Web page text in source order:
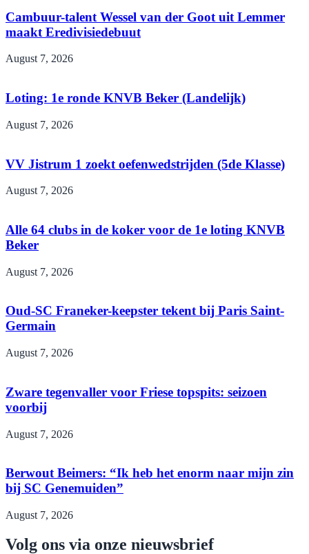
Cambuur-talent Wessel van der Goot uit Lemmer
maakt Eredivisiedebuut
August 7, 2026
Loting: 1e ronde KNVB Beker (Landelijk)
August 7, 2026
VV Jistrum 1 zoekt oefenwedstrijden (5de Klasse)
August 7, 2026
Alle 64 clubs in de koker voor de 1e loting KNVB
Beker
August 7, 2026
Oud-SC Franeker-keepster tekent bij Paris Saint-
Germain
August 7, 2026
Zware tegenvaller voor Friese topspits: seizoen
voorbij
August 7, 2026
Berwout Beimers: “Ik heb het enorm naar mijn zin
bij SC Genemuiden”
August 7, 2026
Volg ons via onze nieuwsbrief